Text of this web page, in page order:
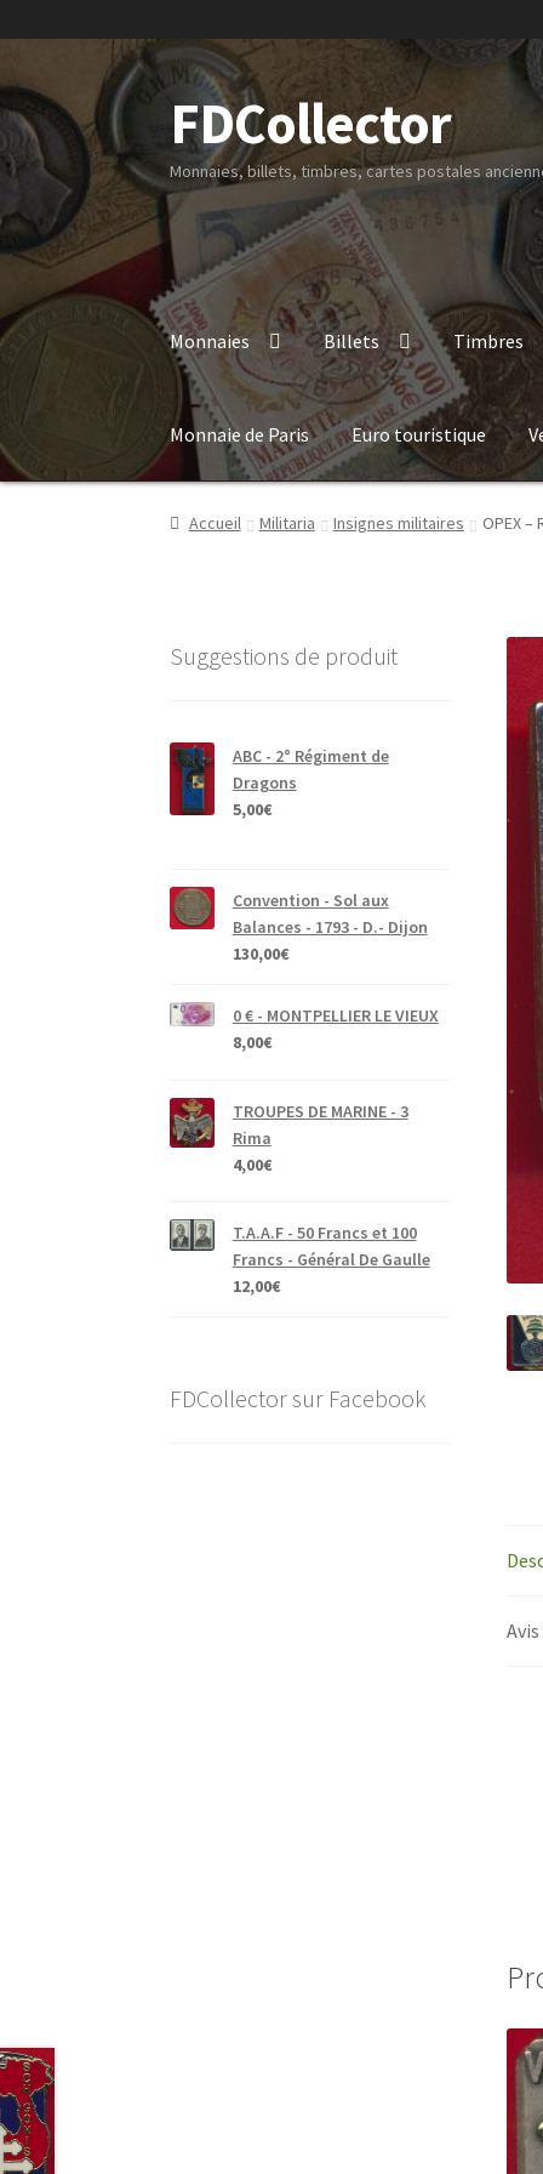
FDCollector
Monnaies, billets, timbres, cartes postales
Monnaies Billets Timbres
Monnaie de Paris Euro touristique
Accueil Militaria Insignes militaires OPEX –
Suggestions de produit
ABC - 2° Régiment de
Dragons
5,00€
Convention - Sol aux
Balances - 1793 - D.- Dijon
130,00€
0 € - MONTPELLIER LE VIEUX
8,00€
TROUPES DE MARINE - 3
Rima
4,00€
T.A.A.F - 50 Francs et 100
Francs - Général De Gaulle
12,00€
FDCollector sur Facebook